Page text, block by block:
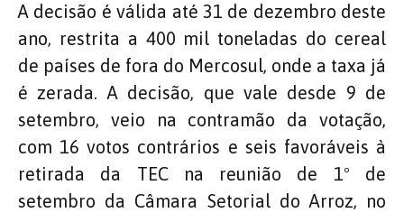
A decisão é válida até 31 de dezembro deste
ano, restrita a 400 mil toneladas do cereal
de países de fora do Mercosul, onde a taxa já
é zerada. A decisão, que vale desde 9 de
setembro, veio na contramão da votação,
com 16 votos contrários e seis favoráveis à
retirada da TEC na reunião de 1º de
setembro da Câmara Setorial do Arroz, no